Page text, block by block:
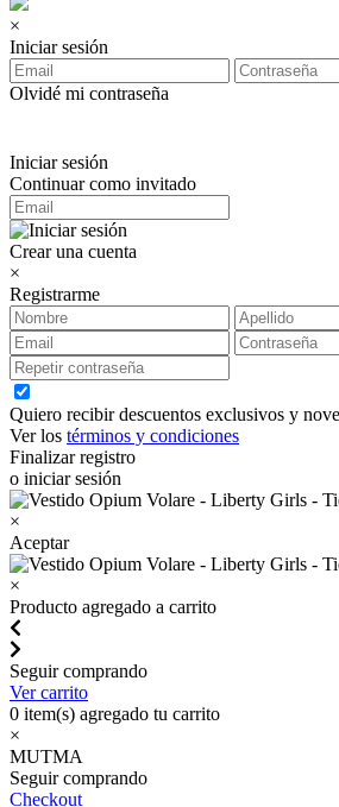
×
Iniciar sesión
Olvidé mi contraseña
Iniciar sesión
Continuar como invitado
Crear una cuenta
×
Registrarme
Quiero recibir descuentos exclusivos y
Ver los términos y condiciones
Finalizar registro
o iniciar sesión
×
Aceptar
×
Producto agregado a carrito
Seguir comprando
Ver carrito
0 item(s) agregado tu carrito
×
MUTMA
Seguir comprando
Checkout